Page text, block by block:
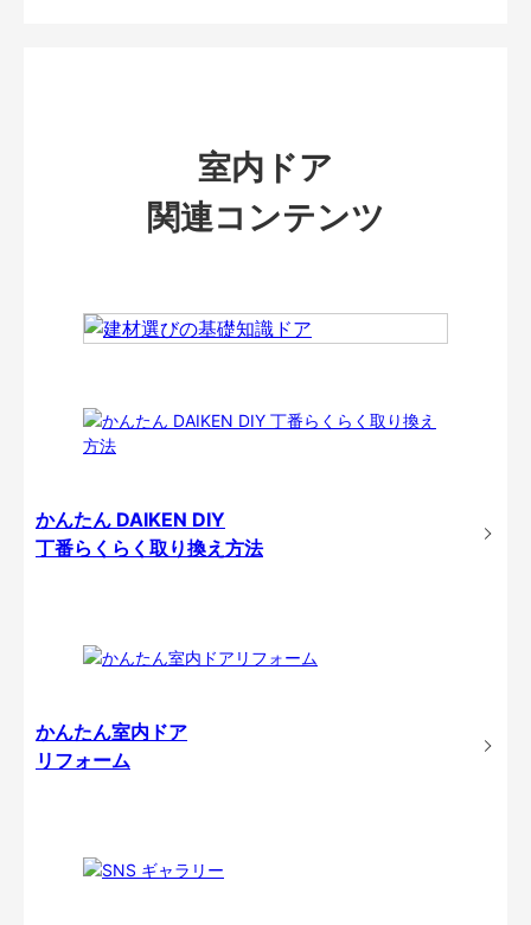
室内ドア
関連コンテンツ
かんたん DAIKEN DIY
丁番らくらく取り換え方法
かんたん室内ドア
リフォーム